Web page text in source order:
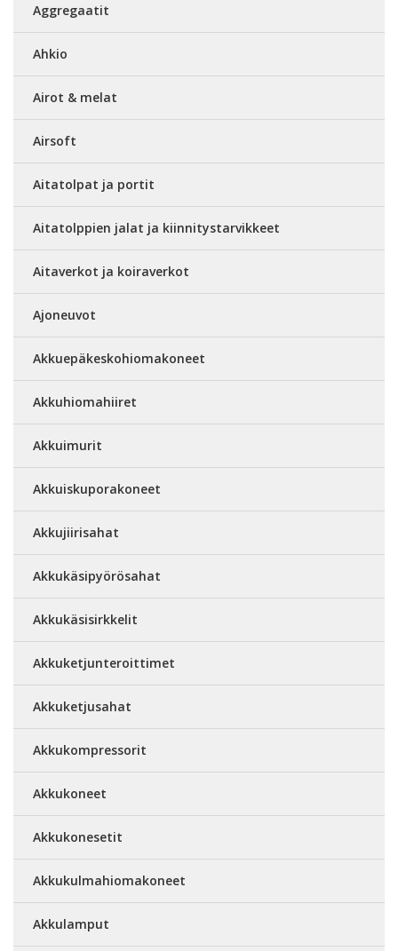
Aggregaatit
Ahkio
Airot & melat
Airsoft
Aitatolpat ja portit
Aitatolppien jalat ja kiinnitystarvikkeet
Aitaverkot ja koiraverkot
Ajoneuvot
Akkuepäkeskohiomakoneet
Akkuhiomahiiret
Akkuimurit
Akkuiskuporakoneet
Akkujiirisahat
Akkukäsipyörösahat
Akkukäsisirkkelit
Akkuketjunteroittimet
Akkuketjusahat
Akkukompressorit
Akkukoneet
Akkukonesetit
Akkukulmahiomakoneet
Akkulamput